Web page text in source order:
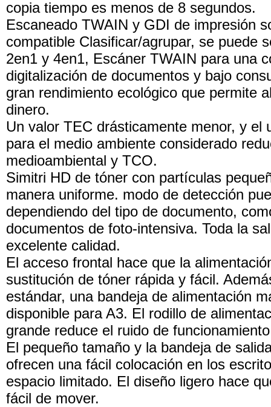
copia tiempo es menos de 8 segundos.
Escaneado TWAIN y GDI de impresión
compatible Clasificar/agrupar, se puede
2en1 y 4en1, Escáner TWAIN para una
digitalización de documentos y bajo
gran rendimiento ecológico que permite
dinero.
Un valor TEC drásticamente menor, y el
para el medio ambiente considerado
medioambiental y TCO.
Simitri HD de tóner con partículas
manera uniforme. modo de detección
dependiendo del tipo de documento,
documentos de foto-intensiva. Toda la
excelente calidad.
El acceso frontal hace que la
sustitución de tóner rápida y fácil.
estándar, una bandeja de alimentación
disponible para A3. El rodillo de
grande reduce el ruido de
El pequeño tamaño y la bandeja de
ofrecen una fácil colocación en los
espacio limitado. El diseño ligero hace
fácil de mover.